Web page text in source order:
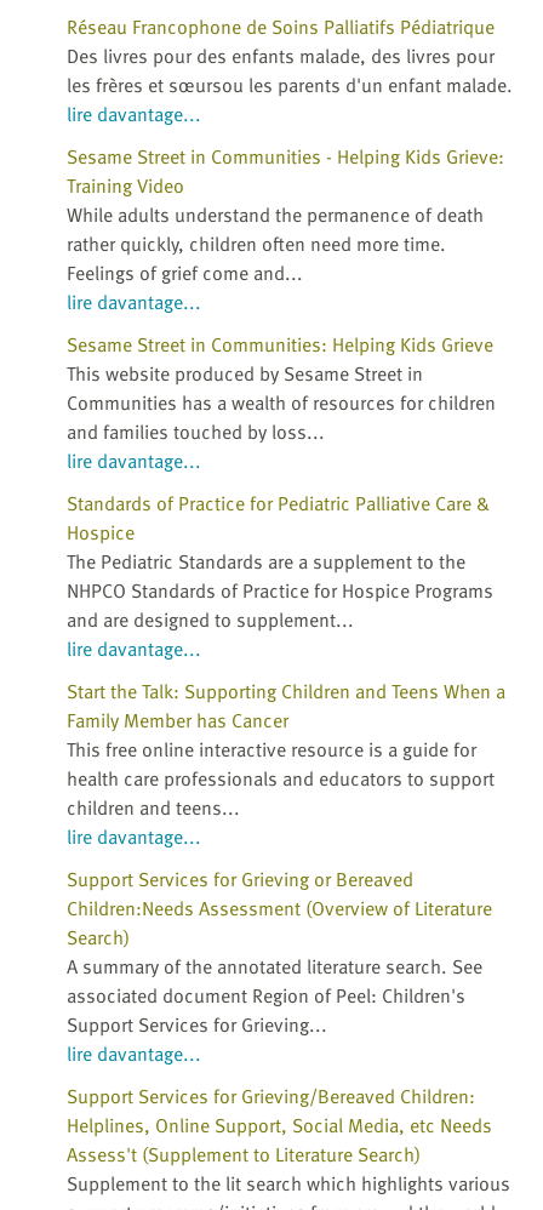
Réseau Francophone de Soins Palliatifs Pédiatrique
Des livres pour des enfants malade, des livres pour
les frères et sœursou les parents d'un enfant malade.
lire davantage...
Sesame Street in Communities - Helping Kids Grieve:
Training Video
While adults understand the permanence of death
rather quickly, children often need more time.
Feelings of grief come and...
lire davantage...
Sesame Street in Communities: Helping Kids Grieve
This website produced by Sesame Street in
Communities has a wealth of resources for children
and families touched by loss...
lire davantage...
Standards of Practice for Pediatric Palliative Care &
Hospice
The Pediatric Standards are a supplement to the
NHPCO Standards of Practice for Hospice Programs
and are designed to supplement...
lire davantage...
Start the Talk: Supporting Children and Teens When a
Family Member has Cancer
This free online interactive resource is a guide for
health care professionals and educators to support
children and teens...
lire davantage...
Support Services for Grieving or Bereaved
Children:Needs Assessment (Overview of Literature
Search)
A summary of the annotated literature search. See
associated document Region of Peel: Children's
Support Services for Grieving...
lire davantage...
Support Services for Grieving/Bereaved Children:
Helplines, Online Support, Social Media, etc Needs
Assess't (Supplement to Literature Search)
Supplement to the lit search which highlights various